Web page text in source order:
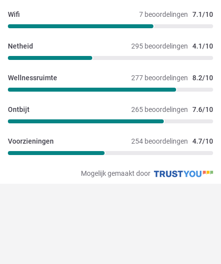
7 beoordelingen 7.1/10
Wifi
295 beoordelingen 4.1/10
Netheid
277 beoordelingen 8.2/10
Wellnessruimte
265 beoordelingen 7.6/10
Ontbijt
254 beoordelingen 4.7/10
Voorzieningen
Mogelijk gemaakt door